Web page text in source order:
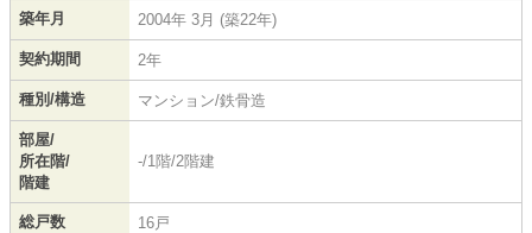
築年月 2004年 3月 (築22年)
契約期間 2年
種別/構造 マンション/鉄骨造
部屋/
所在階/
階建
-/1階/2階建
総戸数 16戸